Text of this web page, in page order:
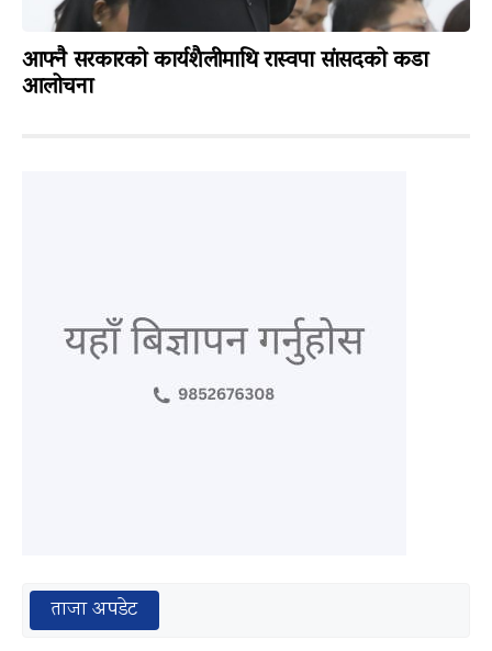
आफ्नै सरकारको कार्यशैलीमाथि रास्वपा सांसदको कडा
आलोचना
ताजा अपडेट